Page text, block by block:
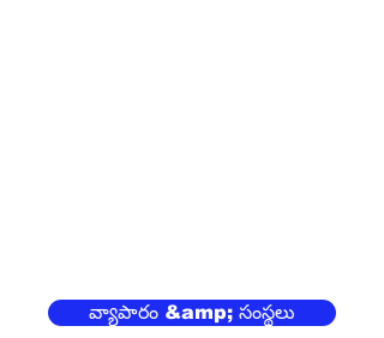
వ్యాపారం &amp; సంస్థలు